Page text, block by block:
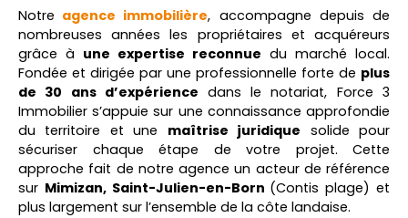
Notre agence immobilière, accompagne depuis de
nombreuses années les propriétaires et acquéreurs
grâce à une expertise reconnue du marché local.
Fondée et dirigée par une professionnelle forte de plus
de 30 ans d’expérience dans le notariat, Force 3
Immobilier s’appuie sur une connaissance approfondie
du territoire et une maîtrise juridique solide pour
sécuriser chaque étape de votre projet. Cette
approche fait de notre agence un acteur de référence
sur Mimizan, Saint-Julien-en-Born (Contis plage) et
plus largement sur l’ensemble de la côte landaise.